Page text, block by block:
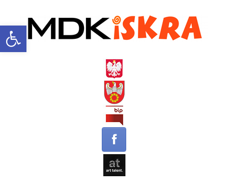
Open toolbar